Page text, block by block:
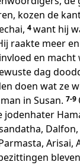
kozen de
4want hij
raakte meer
en macht
dag
doen wat ze
in Susan. 7-9
jodenhater
Arisai,